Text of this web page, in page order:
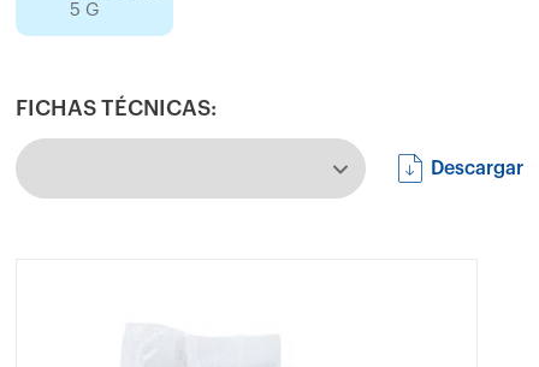
5 G
FICHAS TÉCNICAS:
Descargar